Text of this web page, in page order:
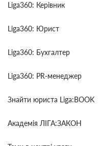
Liga360: Керівник
Liga360: Юрист
Liga360: Бухгалтер
Liga360: PR-менеджер
Знайти юриста Liga:BOOK
Академія ЛІГА:ЗАКОН